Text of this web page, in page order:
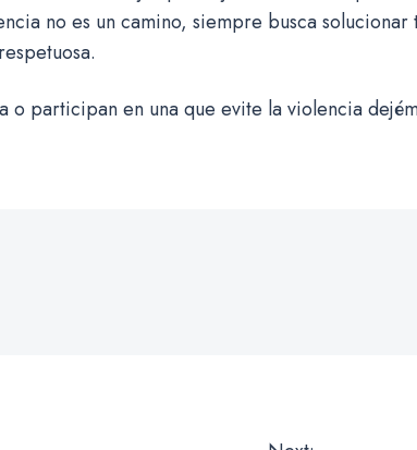
no es un camino, siempre busca
o participan en una que evite la violencia